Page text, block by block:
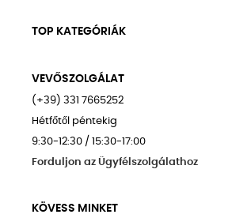
TOP KATEGÓRIÁK
VEVŐSZOLGÁLAT
(+39) 331 7665252
Hétfőtől péntekig
9:30-12:30 / 15:30-17:00
Forduljon az Ügyfélszolgálathoz
KÖVESS MINKET